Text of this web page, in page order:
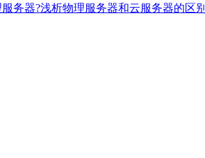
务器?浅析物理服务器和云服务器的区别